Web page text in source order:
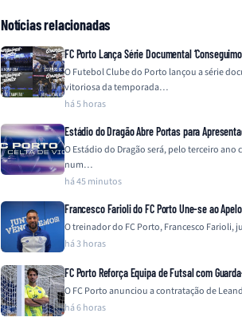
Notícias relacionadas
FC Porto Lança Série Documental
O Futebol Clube do Porto lançou a série
vitoriosa da temporada…
há 5 horas
Estádio do Dragão Abre Portas para
O Estádio do Dragão será, pelo terceiro
num…
há 45 minutos
Francesco Farioli do FC Porto Une-se ao
O treinador do FC Porto, Francesco
há 3 horas
FC Porto Reforça Equipa de Futsal com
O FC Porto anunciou a contratação de
há 6 horas